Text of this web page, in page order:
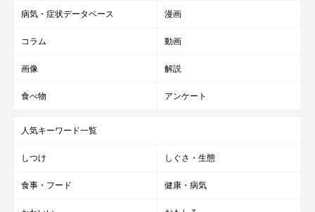
病気・症状データベース 漫画
コラム 動画
画像 解説
食べ物 アンケート
人気キーワード一覧
しつけ しぐさ・生態
食事・フード 健康・病気